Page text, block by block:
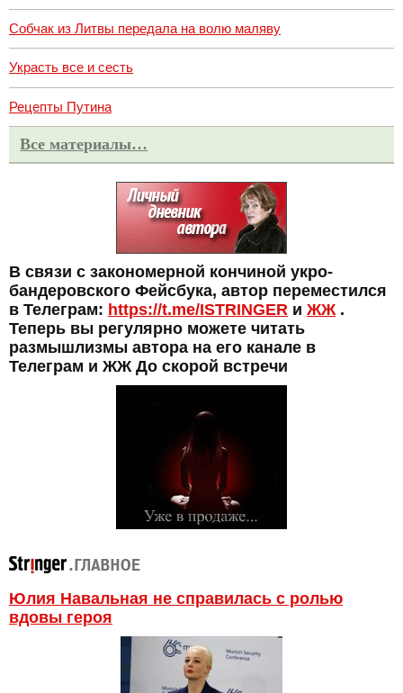
Собчак из Литвы передала на волю маляву
Украсть все и сесть
Рецепты Путина
Все материалы…
В связи с закономерной кончиной укро-
бандеровского Фейсбука, автор переместился
в Телеграм: https://t.me/ISTRINGER и ЖЖ.
Теперь вы регулярно можете читать
размышлизмы автора на его канале в
Телеграм и ЖЖ До скорой встречи
Юлия Навальная не справилась с ролью
вдовы героя